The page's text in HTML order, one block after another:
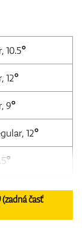
10.5°
12°
9°
12°
časť